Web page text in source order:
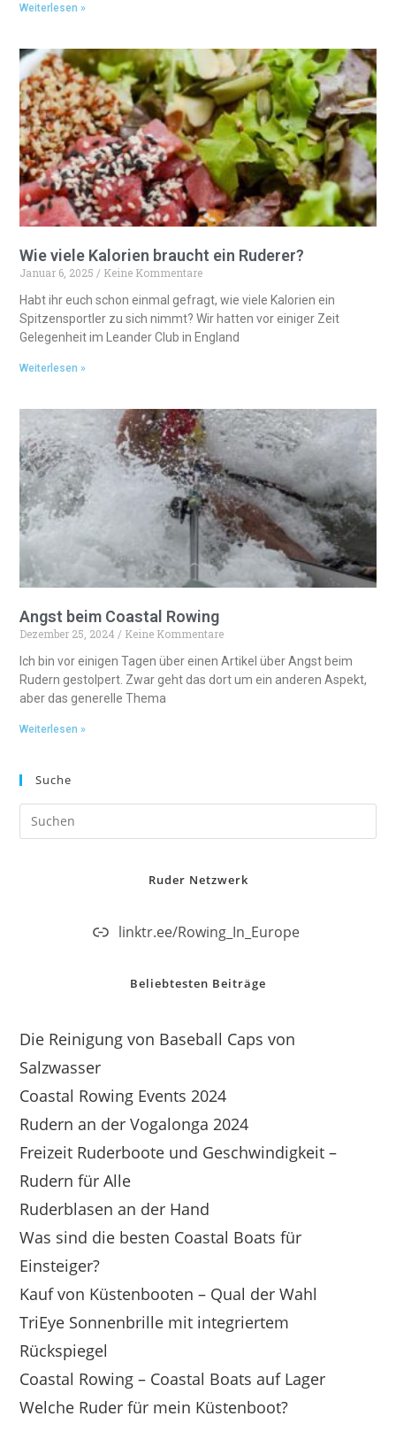
Weiterlesen »
Wie viele Kalorien braucht ein Ruderer?
Januar 6, 2025
Keine Kommentare
Habt ihr euch schon einmal gefragt, wie viele Kalorien ein
Spitzensportler zu sich nimmt? Wir hatten vor einiger Zeit
Gelegenheit im Leander Club in England
Weiterlesen »
Angst beim Coastal Rowing
Dezember 25, 2024
Keine Kommentare
Ich bin vor einigen Tagen über einen Artikel über Angst beim
Rudern gestolpert. Zwar geht das dort um ein anderen Aspekt,
aber das generelle Thema
Weiterlesen »
Suche
Ruder Netzwerk
linktr.ee/Rowing_In_Europe
Beliebtesten Beiträge
Die Reinigung von Baseball Caps von
Salzwasser
Coastal Rowing Events 2024
Rudern an der Vogalonga 2024
Freizeit Ruderboote und Geschwindigkeit –
Rudern für Alle
Ruderblasen an der Hand
Was sind die besten Coastal Boats für
Einsteiger?
Kauf von Küstenbooten – Qual der Wahl
TriEye Sonnenbrille mit integriertem
Rückspiegel
Coastal Rowing – Coastal Boats auf Lager
Welche Ruder für mein Küstenboot?